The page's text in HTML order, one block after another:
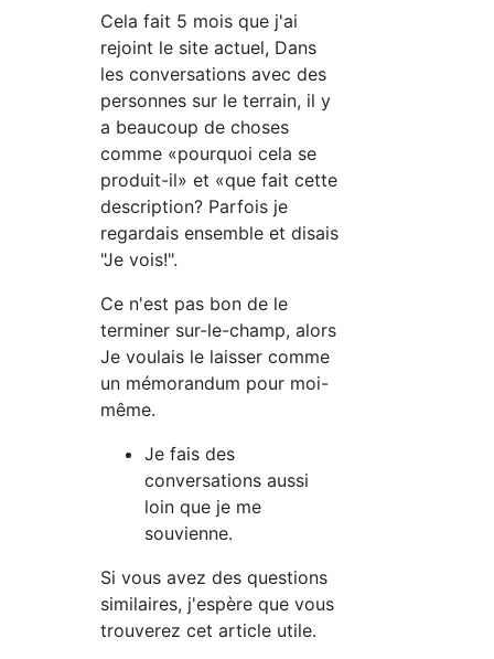
Cela fait 5 mois que j'ai
rejoint le site actuel, Dans
les conversations avec des
personnes sur le terrain, il y
a beaucoup de choses
comme «pourquoi cela se
produit-il» et «que fait cette
description? Parfois je
regardais ensemble et disais
"Je vois!".
Ce n'est pas bon de le
terminer sur-le-champ, alors
Je voulais le laisser comme
un mémorandum pour moi-
même.
Je fais des
conversations aussi
loin que je me
souvienne.
Si vous avez des questions
similaires, j'espère que vous
trouverez cet article utile.